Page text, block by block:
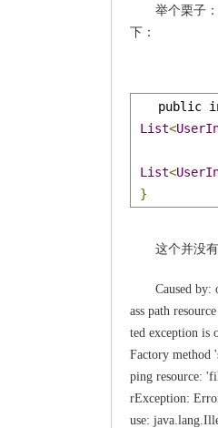
举个栗子
下：
public
List<
List<
}
这个并没
Caused by:
ass path
ted exception is
Factory method
ping resource:
rException:
use: